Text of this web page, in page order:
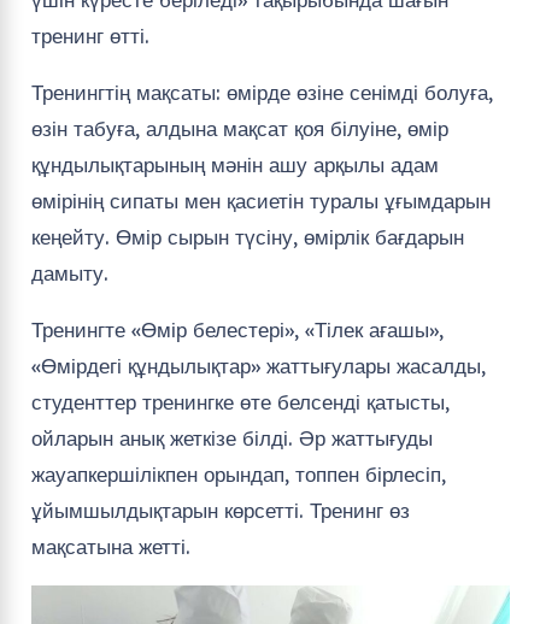
тренинг өтті.
Тренингтің мақсаты: өмірде өзіне сенімді болуға,
өзін табуға, алдына мақсат қоя білуіне, өмір
құндылықтарының мәнін ашу арқылы адам
өмірінің сипаты мен қасиетін туралы ұғымдарын
кеңейту. Өмір сырын түсіну, өмірлік бағдарын
дамыту.
Тренингте «Өмір белестері», «Тілек ағашы»,
«Өмірдегі құндылықтар» жаттығулары жасалды,
студенттер тренингке өте белсенді қатысты,
ойларын анық жеткізе білді. Әр жаттығуды
жауапкершілікпен орындап, топпен бірлесіп,
ұйымшылдықтарын көрсетті. Тренинг өз
мақсатына жетті.